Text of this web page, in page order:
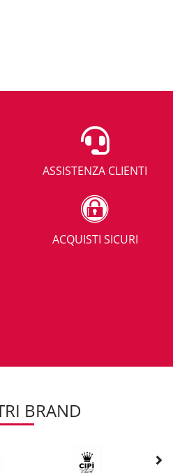
ASSISTENZA CLIENTI
ACQUISTI SICURI
BRAND